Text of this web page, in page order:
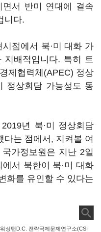
면서 반미 연대에 결속
니다.
점에서 북·미 대화 가
지배적입니다. 특히 트
제협력체(APEC) 정상
정상회담 가능성도 동
년 북·미 정상회담
는 점에서, 지켜볼 여
가정보원은 지난 2일
서 북한이 북·미 대화
화를 유인할 수 있다는
싱턴D.C. 전략국제문제연구소(CSI